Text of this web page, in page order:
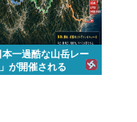
一過酷な山岳レー
が開催される